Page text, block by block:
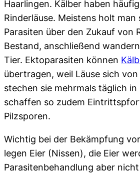
Haarlingen. Kälber haben
Rinderläuse. Meistens holt man
Parasiten über den Zukauf von
Bestand, anschließend
Tier. Ektoparasiten können
übertragen, weil Läuse sich
stechen sie mehrmals täglich in
schaffen so zudem
Pilzsporen.
Wichtig bei der Bekämpfung
legen Eier (Nissen), die Eier
Parasitenbehandlung aber